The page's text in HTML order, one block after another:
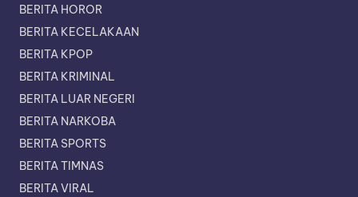
BERITA HOROR
BERITA KECELAKAAN
BERITA KPOP
BERITA KRIMINAL
BERITA LUAR NEGERI
BERITA NARKOBA
BERITA SPORTS
BERITA TIMNAS
BERITA VIRAL